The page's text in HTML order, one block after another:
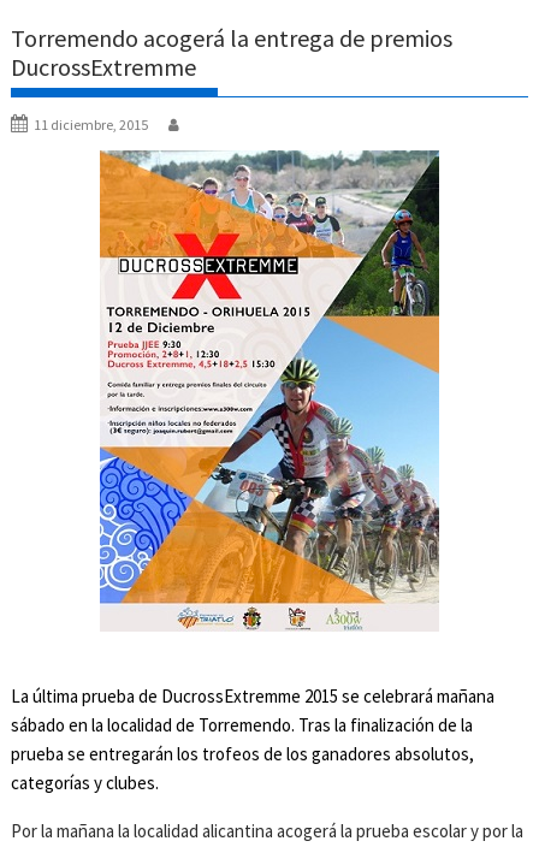
Torremendo acogerá la entrega de premios
DucrossExtremme
11 diciembre, 2015
La última prueba de DucrossExtremme 2015 se celebrará mañana
sábado en la localidad de Torremendo. Tras la finalización de la
prueba se entregarán los trofeos de los ganadores absolutos,
categorías y clubes.
Por la mañana la localidad alicantina acogerá la prueba escolar y por la